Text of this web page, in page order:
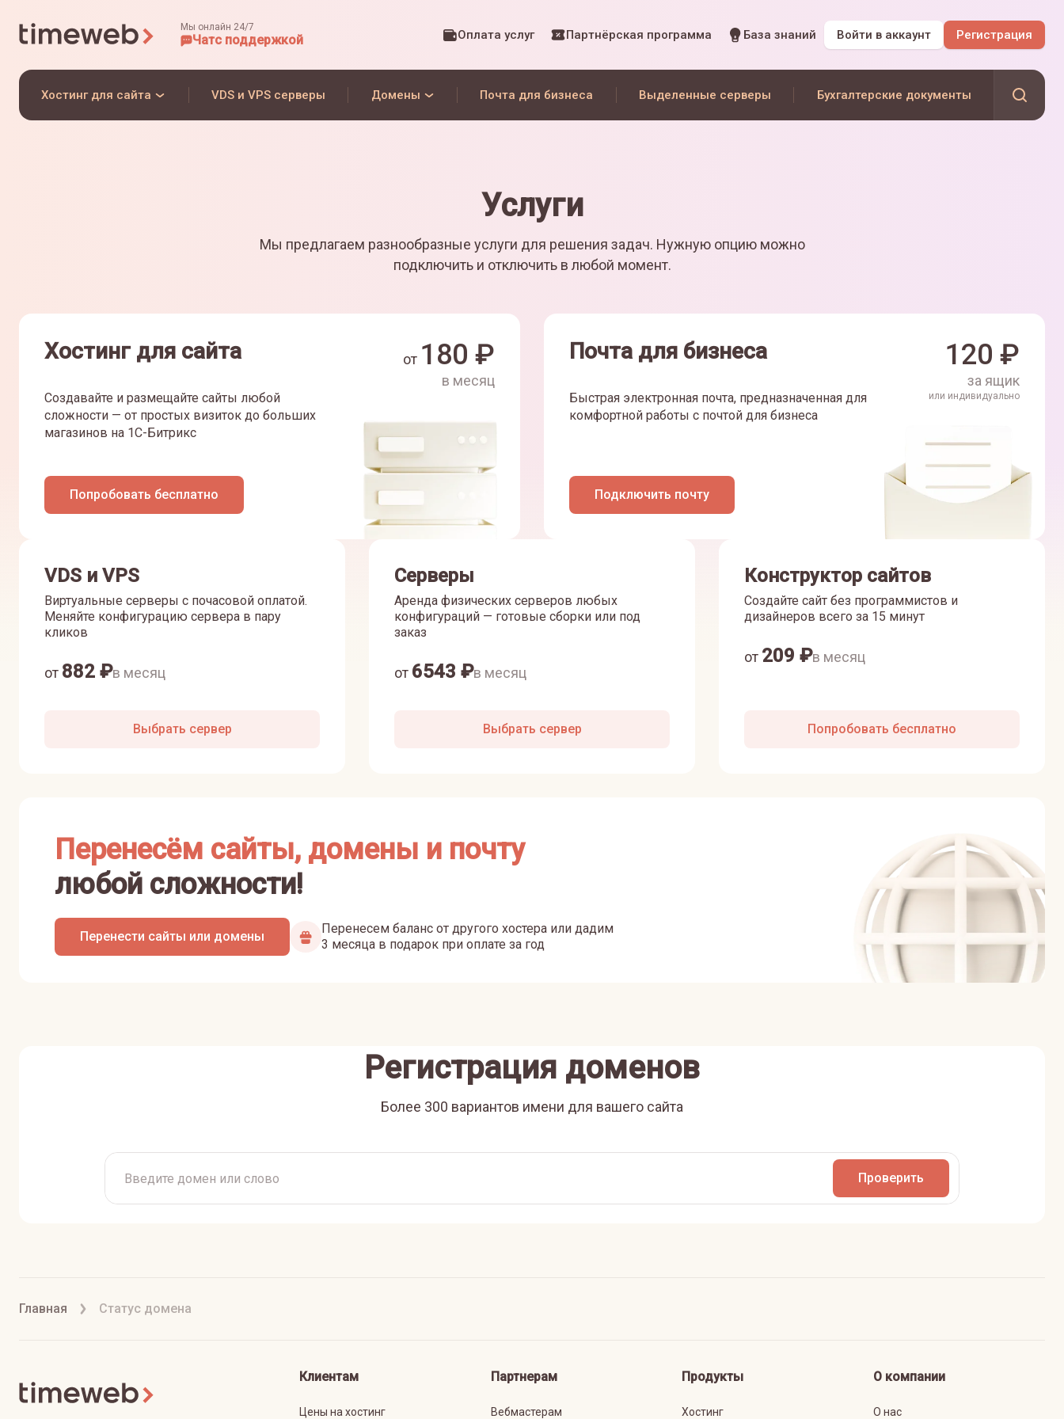
Мы онлайн 24/7
Чатс поддержкой Оплата услуг Партнёрская программа База знаний Войти в аккаунт Регистрация
Хостинг для сайта VDS и VPS серверы Домены Почта для бизнеса Выделенные серверы Бухгалтерские документы
Услуги
Мы предлагаем разнообразные услуги для решения задач. Нужную опцию можно
подключить и отключить в любой момент.
Хостинг для сайта
Создавайте и размещайте сайты любой
сложности — от простых визиток до больших
магазинов на 1С-Битрикс
Попробовать бесплатно
от 180 ₽
в месяц
Почта для бизнеса
Быстрая электронная почта, предназначенная для
комфортной работы с почтой для бизнеса
Подключить почту
120 ₽
за ящик
или индивидуально
VDS и VPS
Виртуальные серверы с почасовой оплатой.
Меняйте конфигурацию сервера в пару
кликов
от 882 ₽в месяц
Выбрать сервер
Серверы
Аренда физических серверов любых
конфигураций — готовые сборки или под
заказ
от 6543 ₽в месяц
Выбрать сервер
Конструктор сайтов
Создайте сайт без программистов и
дизайнеров всего за 15 минут
от 209 ₽в месяц
Попробовать бесплатно
Перенесём сайты, домены и почту
любой сложности!
Перенести сайты или домены
Перенесем баланс от другого хостера или дадим
3 месяца в подарок при оплате за год
Регистрация доменов
Более 300 вариантов имени для вашего сайта
Проверить
Главная Статус домена
Клиентам
Цены на хостинг
Партнерам
Вебмастерам
Продукты
Хостинг
О компании
О нас